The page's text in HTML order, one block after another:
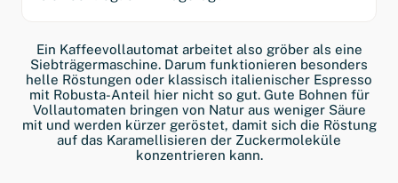
Ein Kaffeevollautomat arbeitet also gröber als eine
Siebträgermaschine. Darum funktionieren besonders
helle Röstungen oder klassisch italienischer Espresso
mit Robusta-Anteil hier nicht so gut. Gute Bohnen für
Vollautomaten bringen von Natur aus weniger Säure
mit und werden kürzer geröstet, damit sich die Röstung
auf das Karamellisieren der Zuckermoleküle
konzentrieren kann.